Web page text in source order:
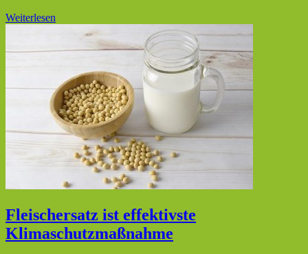
Weiterlesen
Fleischersatz ist effektivste
Klimaschutzmaßnahme